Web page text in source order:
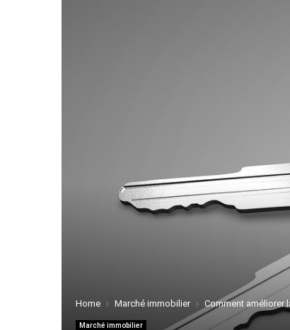
Home Marché immobilier Comment améliorer
Marché immobilier